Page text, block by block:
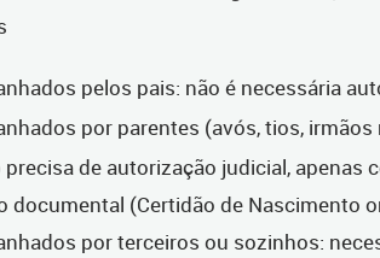
pelos pais: não é necessária
por parentes (avós, tios, irmãos
precisa de autorização judicial, apenas
documental (Certidão de Nascimento
por terceiros ou sozinhos: